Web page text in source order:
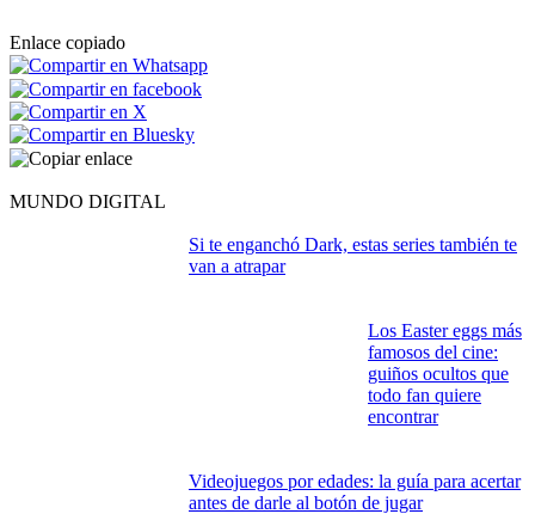
Enlace copiado
MUNDO DIGITAL
Si te enganchó Dark, estas series también te
van a atrapar
Los Easter eggs más
famosos del cine:
guiños ocultos que
todo fan quiere
encontrar
Videojuegos por edades: la guía para acertar
antes de darle al botón de jugar